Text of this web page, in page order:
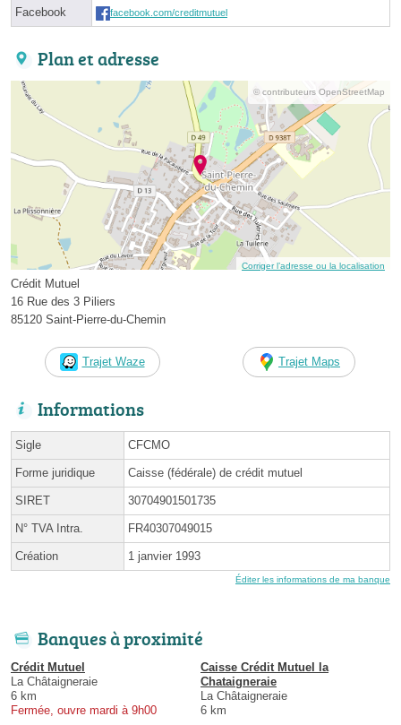
Facebook facebook.com/creditmutuel
Plan et adresse
© contributeurs OpenStreetMap
Corriger l’adresse ou la localisation
Crédit Mutuel
16 Rue des 3 Piliers
85120 Saint-Pierre-du-Chemin
Trajet Waze Trajet Maps
Informations
Sigle CFCMO
Forme juridique Caisse (fédérale) de crédit mutuel
SIRET 30704901501735
N° TVA Intra. FR40307049015
Création 1 janvier 1993
Éditer les informations de ma banque
Banques à proximité
Crédit Mutuel
La Châtaigneraie
6 km
Fermée, ouvre mardi à 9h00
Caisse Crédit Mutuel la
Chataigneraie
La Châtaigneraie
6 km